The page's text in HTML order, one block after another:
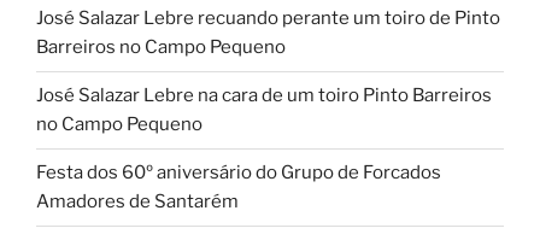
José Salazar Lebre recuando perante um toiro de Pinto
Barreiros no Campo Pequeno
José Salazar Lebre na cara de um toiro Pinto Barreiros
no Campo Pequeno
Festa dos 60º aniversário do Grupo de Forcados
Amadores de Santarém